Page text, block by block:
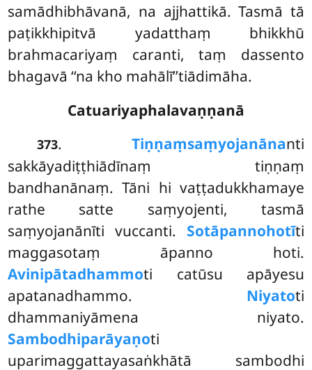
samādhibhāvanā, na ajjhattikā. Tasmā tā
paṭikkhipitvā yadatthaṃ bhikkhū
brahmacariyaṃ caranti, taṃ dassento
bhagavā ‘‘na kho mahālī’’tiādimāha.
Catuariyaphalavaṇṇanā
373. Tiṇṇaṃsaṃyojanānanti
sakkāyadiṭṭhiādīnaṃ tiṇṇaṃ
bandhanānaṃ. Tāni hi vaṭṭadukkhamaye
rathe satte saṃyojenti, tasmā
saṃyojanānīti vuccanti. Sotāpannohotīti
maggasotaṃ āpanno hoti.
Avinipātadhammoti catūsu apāyesu
apatanadhammo. Niyatoti
dhammaniyāmena niyato.
Sambodhiparāyaṇoti
uparimaggattayasaṅkhātā sambodhi